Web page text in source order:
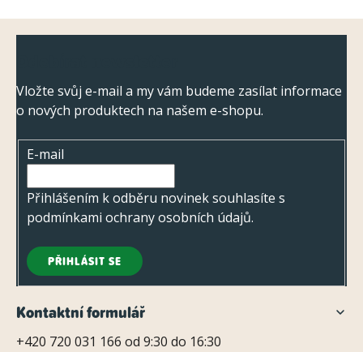
k
ý
p
i
Vložte svůj e-mail a my vám budeme zasílat informace
o nových produktech na našem e-shopu.
E-mail
Přihlášením k odběru novinek souhlasíte s
podmínkami ochrany osobních údajů.
PŘIHLÁSIT SE
Kontaktní formulář
+420 720 031 166 od 9:30 do 16:30